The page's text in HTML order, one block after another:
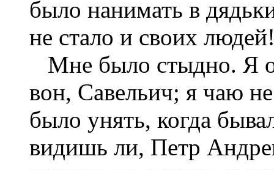
было нанимать в
не стало и своих
Мне было стыдно. Я
вон, Савельич; я чаю
было унять, когда
видишь ли, Петр